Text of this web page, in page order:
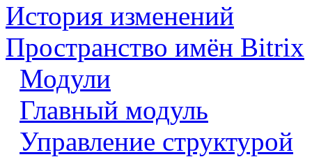
История изменений
Пространство имён Bitrix
Модули
Главный модуль
Управление структурой